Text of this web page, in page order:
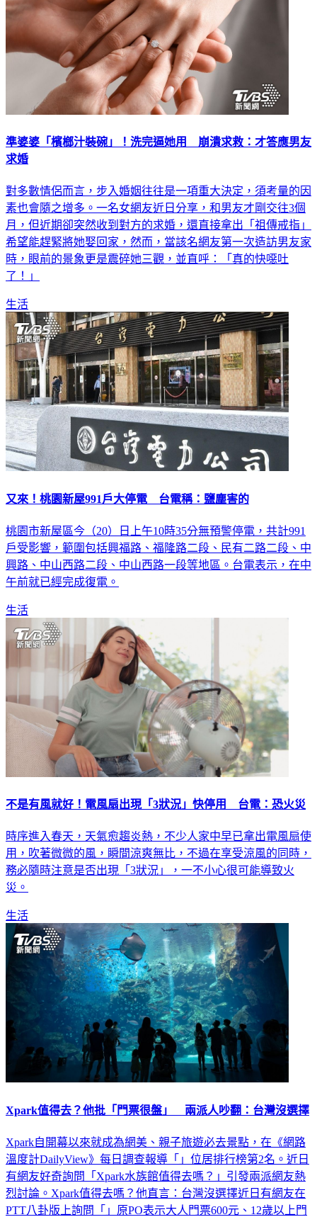
準婆婆「檳榔汁裝碗」！洗完逼她用 崩潰求救：才答應男友
求婚
對多數情侶而言，步入婚姻往往是一項重大決定，須考量的因
素也會隨之增多。一名女網友近日分享，和男友才剛交往3個
月，但近期卻突然收到對方的求婚，還直接拿出「祖傳戒指」
希望能趕緊將她娶回家，然而，當該名網友第一次造訪男友家
時，眼前的景象更是震碎她三觀，並直呼：「真的快噁吐
了！」
生活
又來！桃園新屋991戶大停電 台電稱：鹽塵害的
桃園市新屋區今（20）日上午10時35分無預警停電，共計991
戶受影響，範圍包括興福路、福隆路二段、民有二路二段、中
興路、中山西路二段、中山西路一段等地區。台電表示，在中
午前就已經完成復電。
生活
不是有風就好！電風扇出現「3狀況」快停用 台電：恐火災
時序進入春天，天氣愈趨炎熱，不少人家中早已拿出電風扇使
用，吹著微微的風，瞬間涼爽無比，不過在享受涼風的同時，
務必隨時注意是否出現「3狀況」，一不小心很可能導致火
災。
生活
Xpark值得去？他批「門票很盤」 兩派人吵翻：台灣沒選擇
Xpark自開幕以來就成為網美、親子旅遊必去景點，在《網路
溫度計DailyView》每日調查報導「」位居排行榜第2名。近日
有網友好奇詢問「Xpark水族館值得去嗎？」引發兩派網友熱
烈討論。Xpark值得去嗎？他直言：台灣沒選擇近日有網友在
PTT八卦版上詢問「」原PO表示大人門票600元、12歲以上門